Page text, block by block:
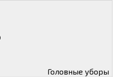
Головные уборы